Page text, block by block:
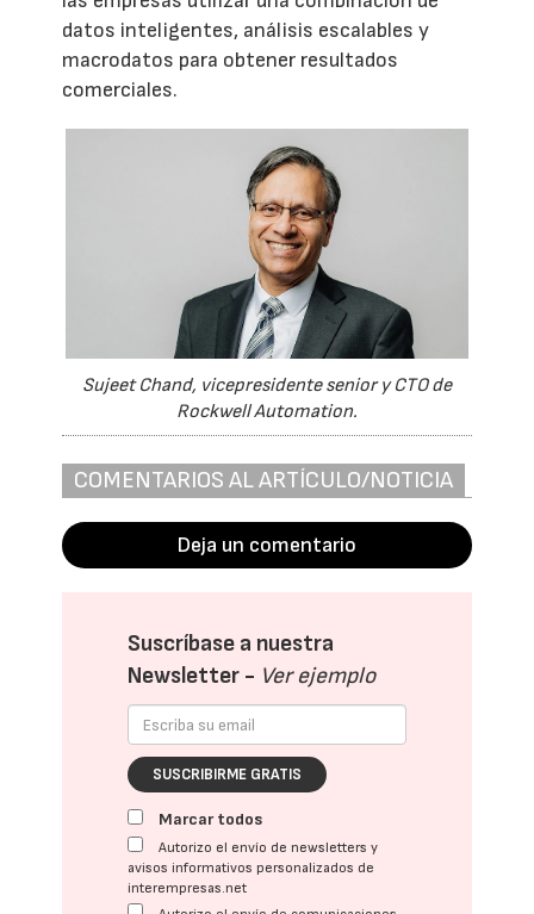
datos inteligentes, análisis escalables y
macrodatos para obtener resultados
comerciales.
Sujeet Chand, vicepresidente senior y CTO de
Rockwell Automation.
COMENTARIOS AL ARTÍCULO/NOTICIA
Deja un comentario
Suscríbase a nuestra
Newsletter - Ver ejemplo
SUSCRIBIRME GRATIS
Marcar todos
Autorizo el envío de newsletters y
avisos informativos personalizados de
interempresas.net